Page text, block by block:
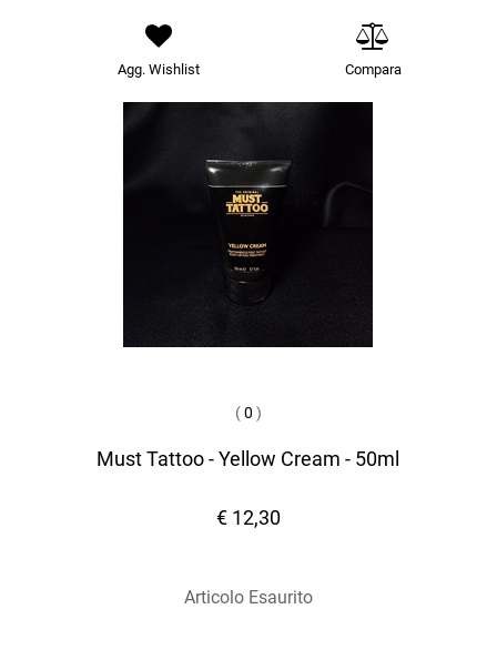
Agg. Wishlist Compara
(0 )
Must Tattoo - Yellow Cream - 50ml
€ 12,30
Articolo Esaurito